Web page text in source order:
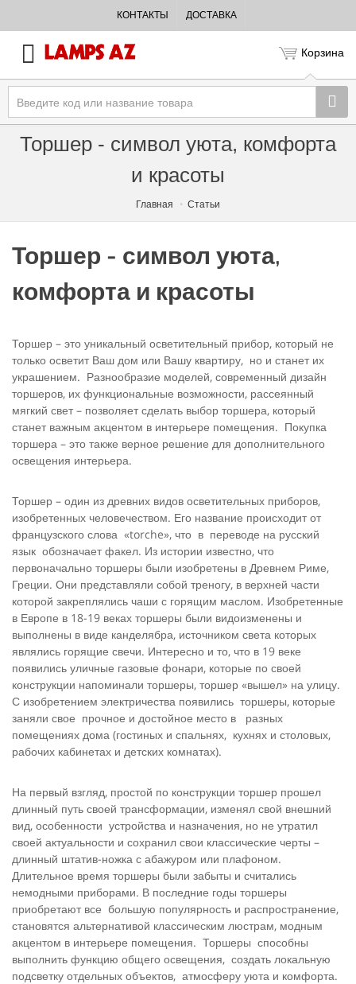
КОНТАКТЫ ДОСТАВКА
Корзина
Торшер - символ уюта, комфорта
и красоты
Главная Статьи
Торшер - символ уюта,
комфорта и красоты
Торшер – это уникальный осветительный прибор, который не
только осветит Ваш дом или Вашу квартиру, но и станет их
украшением. Разнообразие моделей, современный дизайн
торшеров, их функциональные возможности, рассеянный
мягкий свет – позволяет сделать выбор торшера, который
станет важным акцентом в интерьере помещения. Покупка
торшера – это также верное решение для дополнительного
освещения интерьера.
Торшер – один из древних видов осветительных приборов,
изобретенных человечеством. Его название происходит от
французского слова «torche», что в переводе на русский
язык обозначает факел. Из истории известно, что
первоначально торшеры были изобретены в Древнем Риме,
Греции. Они представляли собой треногу, в верхней части
которой закреплялись чаши с горящим маслом. Изобретенные
в Европе в 18-19 веках торшеры были видоизменены и
выполнены в виде канделябра, источником света которых
являлись горящие свечи. Интересно и то, что в 19 веке
появились уличные газовые фонари, которые по своей
конструкции напоминали торшеры, торшер «вышел» на улицу.
С изобретением электричества появились торшеры, которые
заняли свое прочное и достойное место в разных
помещениях дома (гостиных и спальнях, кухнях и столовых,
рабочих кабинетах и детских комнатах).
На первый взгляд, простой по конструкции торшер прошел
длинный путь своей трансформации, изменял свой внешний
вид, особенности устройства и назначения, но не утратил
своей актуальности и сохранил свои классические черты –
длинный штатив-ножка с абажуром или плафоном.
Длительное время торшеры были забыты и считались
немодными приборами. В последние годы торшеры
приобретают все большую популярность и распространение,
становятся альтернативой классическим люстрам, модным
акцентом в интерьере помещения. Торшеры способны
выполнить функцию общего освещения, создать локальную
подсветку отдельных объектов, атмосферу уюта и комфорта.